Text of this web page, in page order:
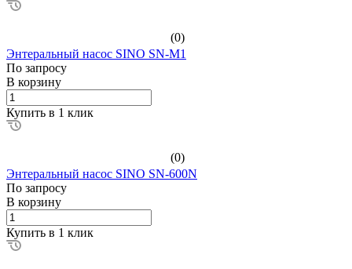
(0)
Энтеральный насос SINO SN-M1
По запросу
В корзину
Купить в 1 клик
(0)
Энтеральный насос SINO SN-600N
По запросу
В корзину
Купить в 1 клик